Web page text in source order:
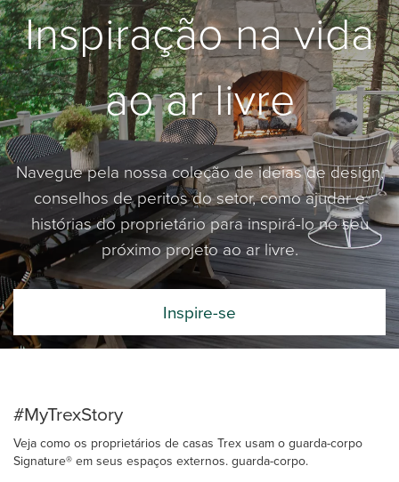
Inspiração na vida
ao ar livre
Navegue pela nossa coleção de ideias de design,
conselhos de peritos do setor, como ajudar e
histórias do proprietário para inspirá-lo no seu
próximo projeto ao ar livre.
Inspire-se
#MyTrexStory
Veja como os proprietários de casas Trex usam o guarda-corpo
Signature® em seus espaços externos. guarda-corpo.